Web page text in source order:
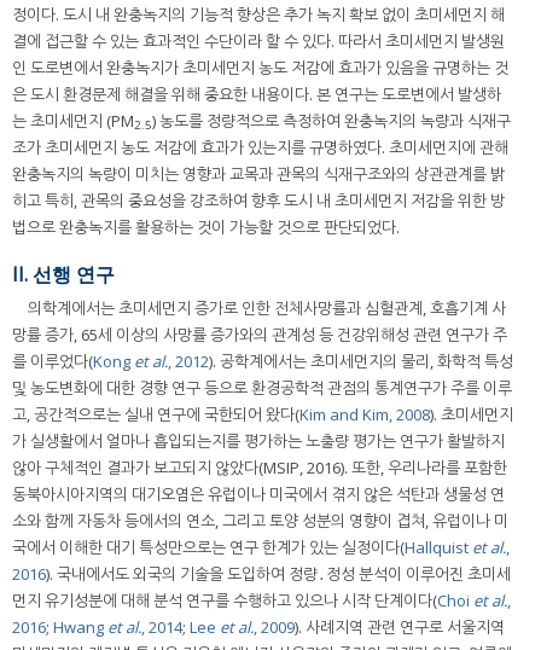
정이다. 도시 내 완충녹지의 기능적 향상은 추가 녹지 확보 없이 초미세먼지 해
결에 접근할 수 있는 효과적인 수단이라 할 수 있다. 따라서 초미세먼지 발생원
인 도로변에서 완충녹지가 초미세먼지 농도 저감에 효과가 있음을 규명하는 것
은 도시 환경문제 해결을 위해 중요한 내용이다. 본 연구는 도로변에서 발생하
는 초미세먼지 (PM2.5) 농도를 정량적으로 측정하여 완충녹지의 녹량과 식재구
조가 초미세먼지 농도 저감에 효과가 있는지를 규명하였다. 초미세먼지에 관해
완충녹지의 녹량이 미치는 영향과 교목과 관목의 식재구조와의 상관관계를 밝
히고 특히, 관목의 중요성을 강조하여 향후 도시 내 초미세먼지 저감을 위한 방
법으로 완충녹지를 활용하는 것이 가능할 것으로 판단되었다.
II. 선행 연구
의학계에서는 초미세먼지 증가로 인한 전체사망률과 심혈관계, 호흡기계 사
망률 증가, 65세 이상의 사망률 증가와의 관계성 등 건강위해성 관련 연구가 주
를 이루었다(Kong et al., 2012). 공학계에서는 초미세먼지의 물리, 화학적 특성
및 농도변화에 대한 경향 연구 등으로 환경공학적 관점의 통계연구가 주를 이루
고, 공간적으로는 실내 연구에 국한되어 왔다(Kim and Kim, 2008). 초미세먼지
가 실생활에서 얼마나 흡입되는지를 평가하는 노출량 평가는 연구가 활발하지
않아 구체적인 결과가 보고되지 않았다(MSIP, 2016). 또한, 우리나라를 포함한
동북아시아지역의 대기오염은 유럽이나 미국에서 겪지 않은 석탄과 생물성 연
소와 함께 자동차 등에서의 연소, 그리고 토양 성분의 영향이 겹쳐, 유럽이나 미
국에서 이해한 대기 특성만으로는 연구 한계가 있는 실정이다(Hallquist et al.,
2016). 국내에서도 외국의 기술을 도입하여 정량․정성 분석이 이루어진 초미세
먼지 유기성분에 대해 분석 연구를 수행하고 있으나 시작 단계이다(Choi et al.,
2016; Hwang et al., 2014; Lee et al., 2009). 사례지역 관련 연구로 서울지역